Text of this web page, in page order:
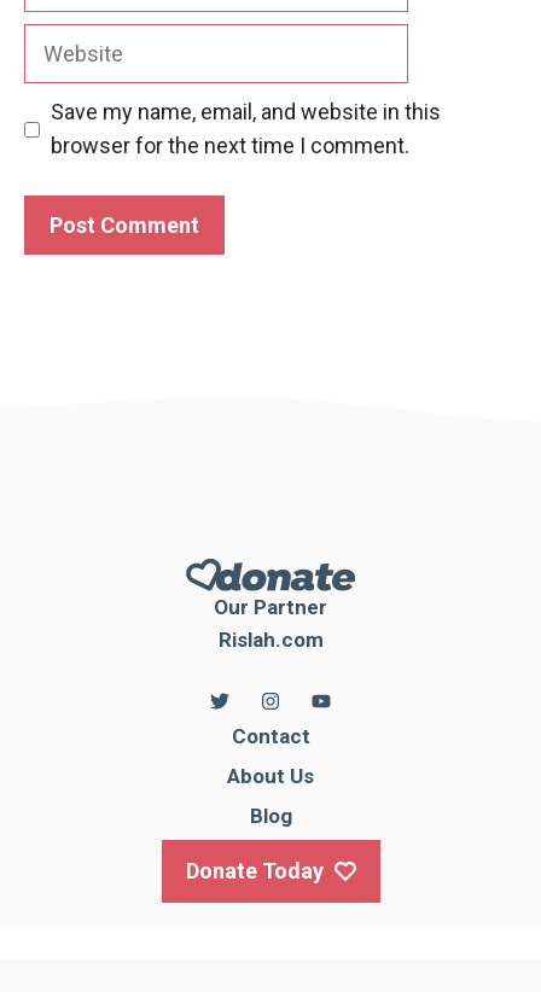
Website
Save my name, email, and website in this
browser for the next time I comment.
Our Partner
Rislah.com
Contact
About Us
Blog
Donate Today